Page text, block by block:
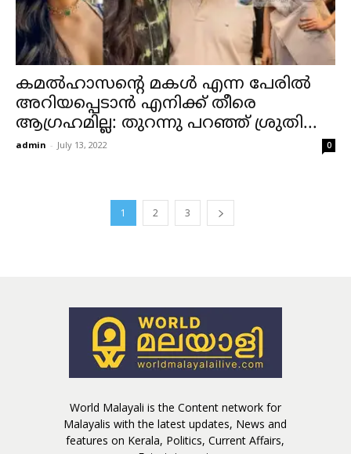
കമൽഹാസന്റെ മകൾ എന്ന പേരിൽ
അറിയപ്പെടാൻ എനിക്ക് തീരെ
ആഗ്രഹമില്ല: തുറന്നു പറഞ്ഞ് ശ്രുതി...
admin - July 13, 2022 0
1 2 3
World Malayali is the Content network for
Malayalis with the latest updates, News and
features on Kerala, Politics, Current Affairs,